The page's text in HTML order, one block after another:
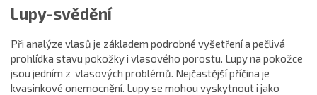
Lupy-svědění
Při analýze vlasů je základem podrobné vyšetření a pečlivá
prohlídka stavu pokožky i vlasového porostu. Lupy na pokožce
jsou jedním z vlasových problémů. Nejčastější příčina je
kvasinkové onemocnění. Lupy se mohou vyskytnout i jako